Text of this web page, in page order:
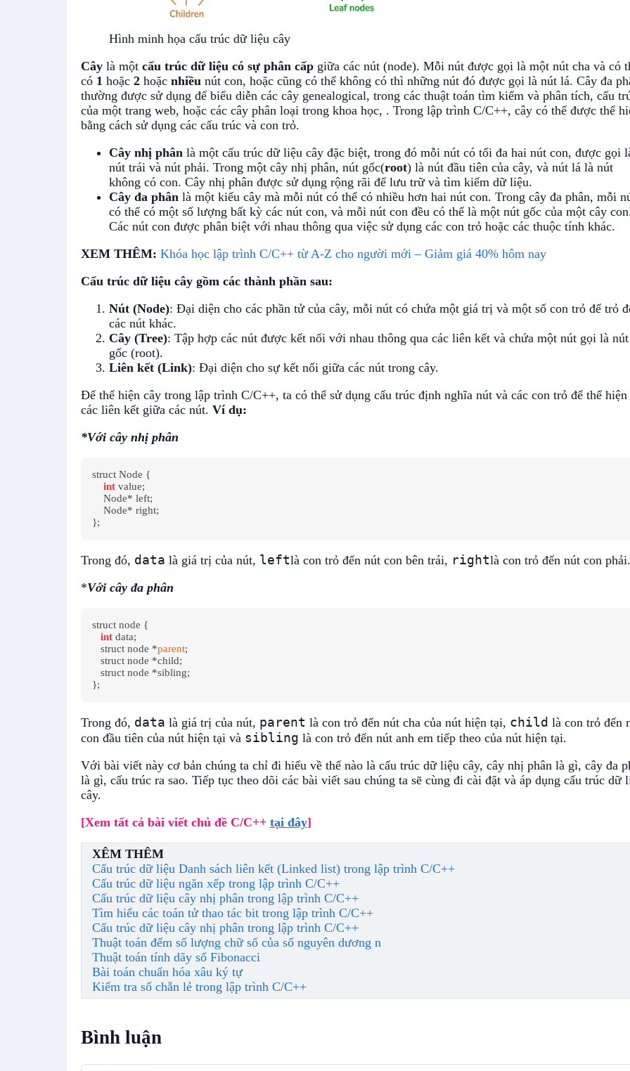
Hình minh họa cấu trúc dữ liệu cây
Câylà một cấu trúc dữ liệu có sự phân cấpgiữa các nút (node). Mỗi nút được gọi là một nút cha và có
có 1 hoặc 2 hoặc nhiều nút con, hoặc cũng có thể không có thì những nút đó được gọi là nút lá. Cây đa
thường được sử dụng để biểu diễn các cây genealogical, trong các thuật toán tìm kiếm và phân tích, cấu
của một trang web, hoặc các cây phân loại trong khoa học, . Trong lập trình C/C++, cây có thể được thể
bằng cách sử dụng các cấu trúc và con trỏ.
Cây nhị phân là một cấu trúc dữ liệu cây đặc biệt, trong đó mỗi nút có tối đa hai nút con, được gọi
nút trái và nút phải. Trong một cây nhị phân, nút gốc(root) là nút đầu tiên của cây, và nút lá là nút
không có con. Cây nhị phân được sử dụng rộng rãi để lưu trữ và tìm kiếm dữ liệu.
Cây đa phân là một kiểu cây mà mỗi nút có thể có nhiều hơn hai nút con. Trong cây đa phân, mỗi
có thể có một số lượng bất kỳ các nút con, và mỗi nút con đều có thể là một nút gốc của một cây
Các nút con được phân biệt với nhau thông qua việc sử dụng các con trỏ hoặc các thuộc tính khác.
XEM THÊM: Khóa học lập trình C/C++ từ A-Z cho người mới – Giảm giá 40% hôm nay
Cấu trúc dữ liệu cây gồm các thành phần sau:
Nút (Node): Đại diện cho các phần tử của cây, mỗi nút có chứa một giá trị và một số con trỏ để trỏ
các nút khác.
Cây (Tree): Tập hợp các nút được kết nối với nhau thông qua các liên kết và chứa một nút gọi là nút
gốc (root).
Liên kết (Link): Đại diện cho sự kết nối giữa các nút trong cây.
Để thể hiện cây trong lập trình C/C++, ta có thể sử dụng cấu trúc định nghĩa nút và các con trỏ để thể hiện
các liên kết giữa các nút. Ví dụ:
*Với cây nhị phân
struct Node {
int value;
    Node* left;
    Node* right;
Trong đó, data là giá trị của nút, leftlà con trỏ đến nút con bên trái, rightlà con trỏ đến nút con phải.
*Với cây đa phân
struct node {
int data;
   struct node *
parent;
   struct node *child;
   struct node *sibling;
Trong đó, data là giá trị của nút, parent là con trỏ đến nút cha của nút hiện tại, child là con trỏ đến
con đầu tiên của nút hiện tại và sibling là con trỏ đến nút anh em tiếp theo của nút hiện tại.
Với bài viết này cơ bản chúng ta chỉ đi hiểu về thế nào là cấu trúc dữ liệu cây, cây nhị phân là gì, cây đa
là gì, cấu trúc ra sao. Tiếp tục theo dõi các bài viết sau chúng ta sẽ cùng đi cài đặt và áp dụng cấu trúc dữ
cây.
[Xem tất cả bài viết chủ đề C/C++ tại đây]
XÊM THÊM
Cấu trúc dữ liệu Danh sách liên kết (Linked list) trong lập trình C/C++
Cấu trúc dữ liệu ngăn xếp trong lập trình C/C++
Cấu trúc dữ liệu cây nhị phân trong lập trình C/C++
Tìm hiểu các toán tử thao tác bit trong lập trình C/C++
Cấu trúc dữ liệu cây nhị phân trong lập trình C/C++
Thuật toán đếm số lượng chữ số của số nguyên dương n
Thuật toán tính dãy số Fibonacci
Bài toán chuẩn hóa xâu ký tự
Kiểm tra số chẵn lẻ trong lập trình C/C++
Bình luận